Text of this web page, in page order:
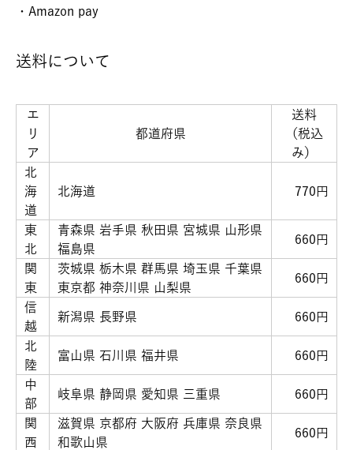
・Amazon pay
送料について
エ
リ
ア
都道府県
送料
（税込
み）
北
海
道
北海道 770円
東
北
青森県 岩手県 秋田県 宮城県 山形県
福島県
660円
関
東
茨城県 栃木県 群馬県 埼玉県 千葉県
東京都 神奈川県 山梨県
660円
信
越
新潟県 長野県 660円
北
陸
富山県 石川県 福井県 660円
中
部
岐阜県 静岡県 愛知県 三重県 660円
関
西
滋賀県 京都府 大阪府 兵庫県 奈良県
和歌山県
660円